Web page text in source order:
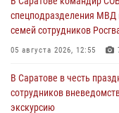
спецподразделения МВД
семей сотрудников
05 августа 2026, 12:55
В Саратове в честь
сотрудников
экскурсию